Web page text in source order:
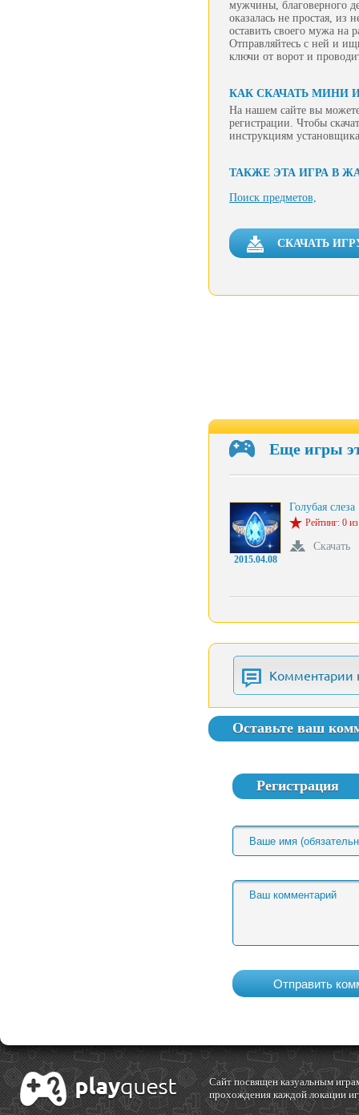
мужчины, благоверного
оказалась не простая,
оставить своего мужа на
Отправляйтесь с ней и
ключи от ворот и
КАК СКАЧАТЬ МИНИ
На нашем сайте вы
регистрации. Чтобы
инструкциям
ТАКЖЕ ЭТА ИГРА В
Поиск предметов,
СКАЧАТЬ
Еще игры
2015.04.08
Голубая слеза
Рейтинг: 0
Скачать
Комментарии
Оставьте ваш
Регистрация
Cайт посвящен казуальным
прохождения каждой локации